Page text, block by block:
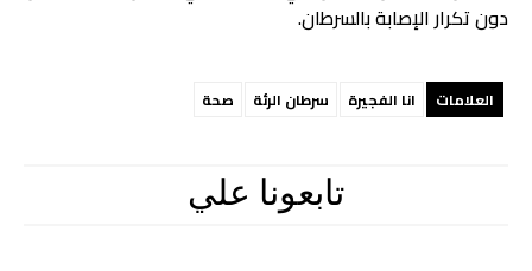
دون تكرار الإصابة بالسرطان.
العلامات انا الفجيرة سرطان الرئة صحة
تابعونا علي